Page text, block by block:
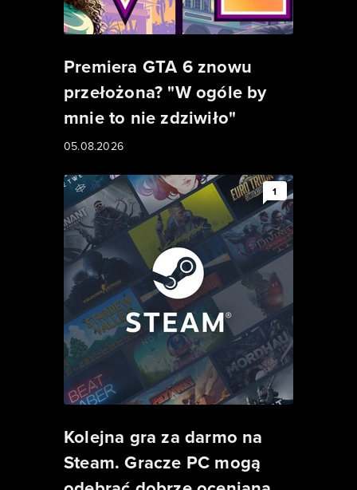
Premiera GTA 6 znowu
przełożona? "W ogóle by
mnie to nie zdziwiło"
05.08.2026
1
Kolejna gra za darmo na
Steam. Gracze PC mogą